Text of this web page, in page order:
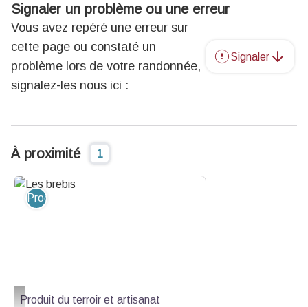
Signaler un problème ou une erreur
Vous avez repéré une erreur sur
cette page ou constaté un
problème lors de votre randonnée,
signalez-les nous ici :
Signaler
À proximité 1
Les brebis - BASSAN
Produit du terroir et artisanat
Produit du terroir et artisanat